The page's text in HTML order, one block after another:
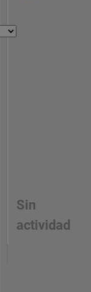
Sin
actividad